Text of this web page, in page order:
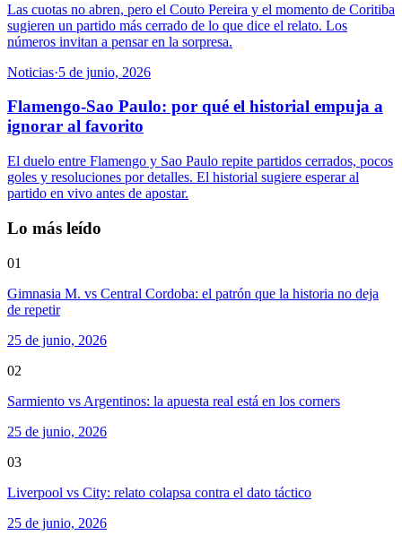
Las cuotas no abren, pero el Couto Pereira y el momento de Coritiba
sugieren un partido más cerrado de lo que dice el relato. Los
números invitan a pensar en la sorpresa.
Noticias·5 de junio, 2026
Flamengo-Sao Paulo: por qué el historial empuja a
ignorar al favorito
El duelo entre Flamengo y Sao Paulo repite partidos cerrados, pocos
goles y resoluciones por detalles. El historial sugiere esperar al
partido en vivo antes de apostar.
Lo más leído
01
Gimnasia M. vs Central Cordoba: el patrón que la historia no deja
de repetir
25 de junio, 2026
02
Sarmiento vs Argentinos: la apuesta real está en los corners
25 de junio, 2026
03
Liverpool vs City: relato colapsa contra el dato táctico
25 de junio, 2026